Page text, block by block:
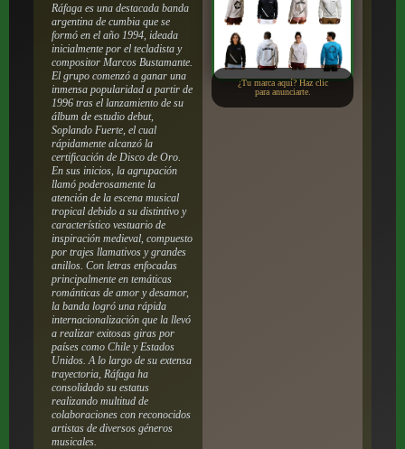
Ráfaga es una destacada banda
argentina de cumbia que se
formó en el año 1994, ideada
inicialmente por el tecladista y
compositor Marcos Bustamante.
El grupo comenzó a ganar una
inmensa popularidad a partir de
1996 tras el lanzamiento de su
álbum de estudio debut,
Soplando Fuerte, el cual
rápidamente alcanzó la
certificación de Disco de Oro.
En sus inicios, la agrupación
llamó poderosamente la
atención de la escena musical
tropical debido a su distintivo y
característico vestuario de
inspiración medieval, compuesto
por trajes llamativos y grandes
anillos. Con letras enfocadas
principalmente en temáticas
románticas de amor y desamor,
la banda logró una rápida
internacionalización que la llevó
a realizar exitosas giras por
países como Chile y Estados
Unidos. A lo largo de su extensa
trayectoria, Ráfaga ha
consolidado su estatus
realizando multitud de
colaboraciones con reconocidos
artistas de diversos géneros
musicales.
¿Tu marca aquí? Haz clic
para anunciarte.